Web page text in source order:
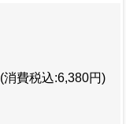
(消費税込:6,380円)